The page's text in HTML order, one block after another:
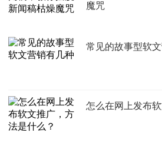
魔咒
常见的故事型软
怎么在网上发布